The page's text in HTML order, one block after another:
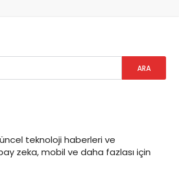
teknoloji haberleri ve
zeka, mobil ve daha fazlası için